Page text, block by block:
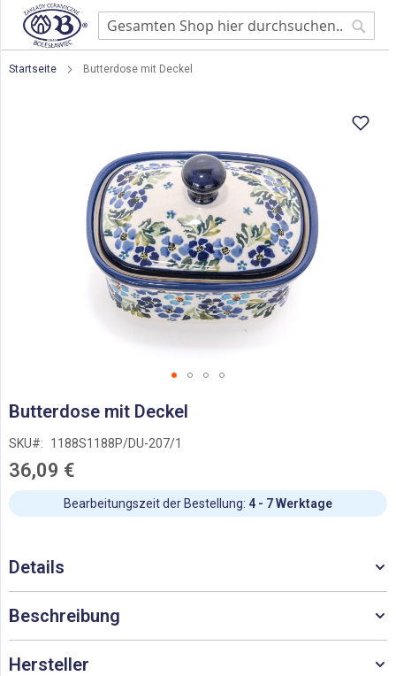
Startseite Butterdose mit Deckel
Anfang
Bildgalerie
springen
Butterdose mit Deckel
SKU 1188S1188P/DU-207/1
36,09 €
Bearbeitungszeit der Bestellung: 4 - 7 Werktage
Details
Beschreibung
Hersteller